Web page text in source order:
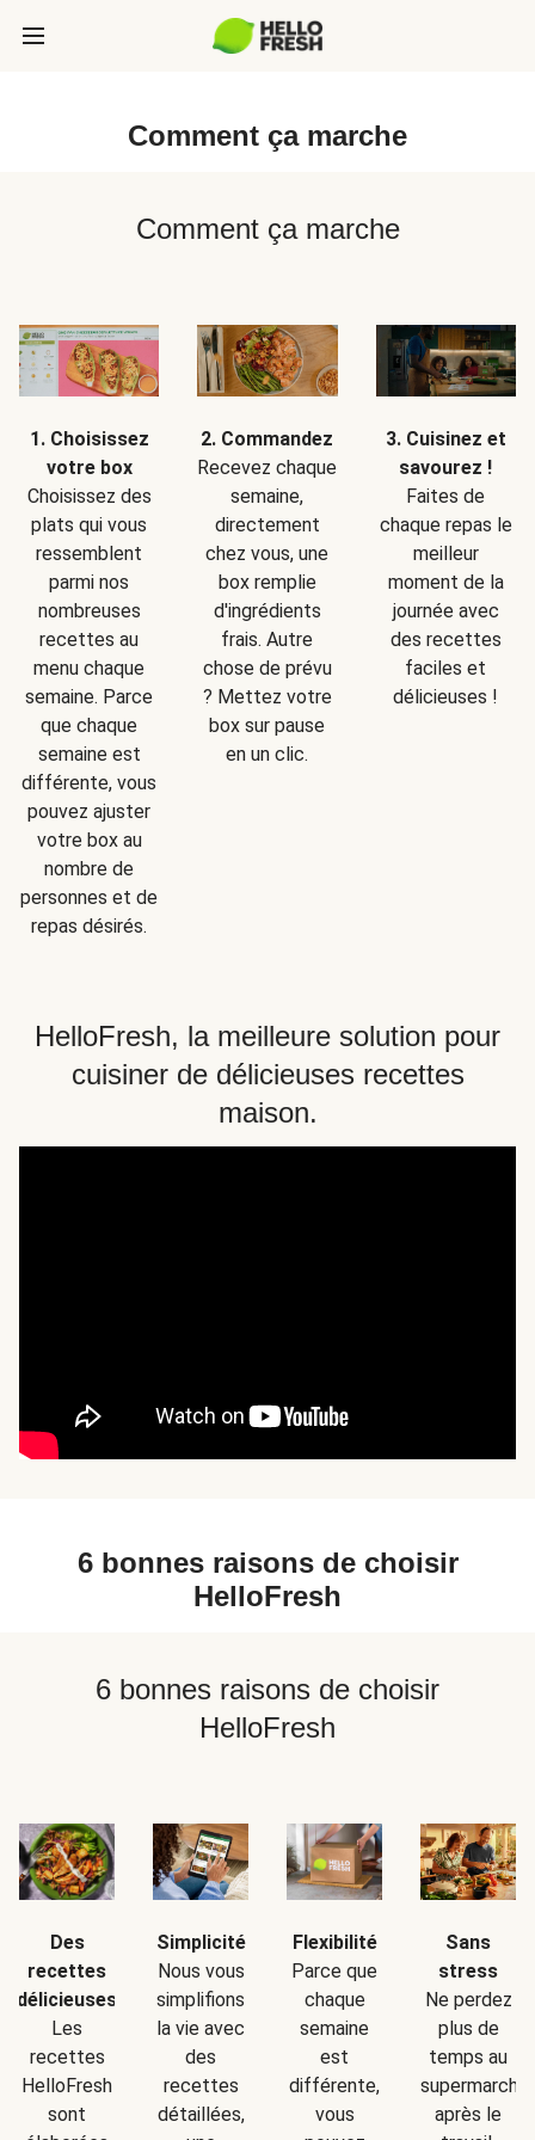
Comment ça marche
Comment ça marche
1. Choisissez
votre box
Choisissez des
plats qui vous
ressemblent
parmi nos
nombreuses
recettes au
menu chaque
semaine. Parce
que chaque
semaine est
différente, vous
pouvez ajuster
votre box au
nombre de
personnes et de
repas désirés.
2. Commandez
Recevez chaque
semaine,
directement
chez vous, une
box remplie
d'ingrédients
frais. Autre
chose de prévu
? Mettez votre
box sur pause
en un clic.
3. Cuisinez et
savourez !
Faites de
chaque repas le
meilleur
moment de la
journée avec
des recettes
faciles et
délicieuses !
HelloFresh, la meilleure solution pour
cuisiner de délicieuses recettes
maison.
6 bonnes raisons de choisir
HelloFresh
6 bonnes raisons de choisir
HelloFresh
Des
recettes
délicieuses
Les
recettes
HelloFresh
sont
Simplicité
Nous vous
simplifions
la vie avec
des
recettes
détaillées,
Flexibilité
Parce que
chaque
semaine
est
différente,
vous
Sans
stress
Ne perdez
plus de
temps au
supermarché
après le